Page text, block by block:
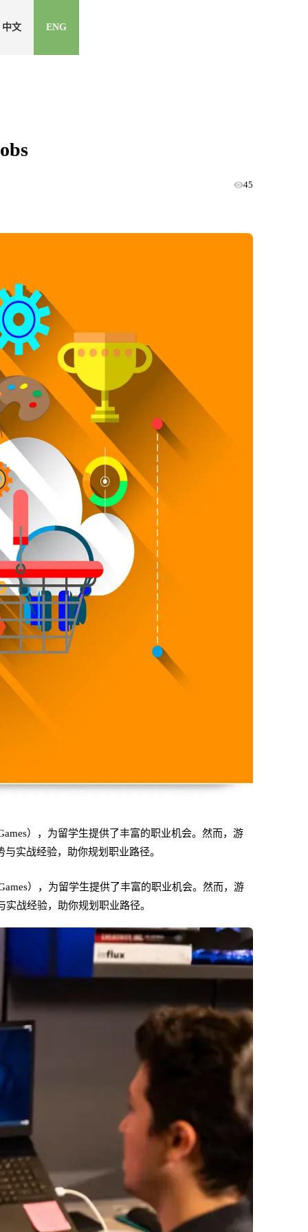
中文 ENG
45
），为留学生提供了丰富的职业机会。然而，游
实战经验，助你规划职业路径。
），为留学生提供了丰富的职业机会。然而，游
战经验，助你规划职业路径。